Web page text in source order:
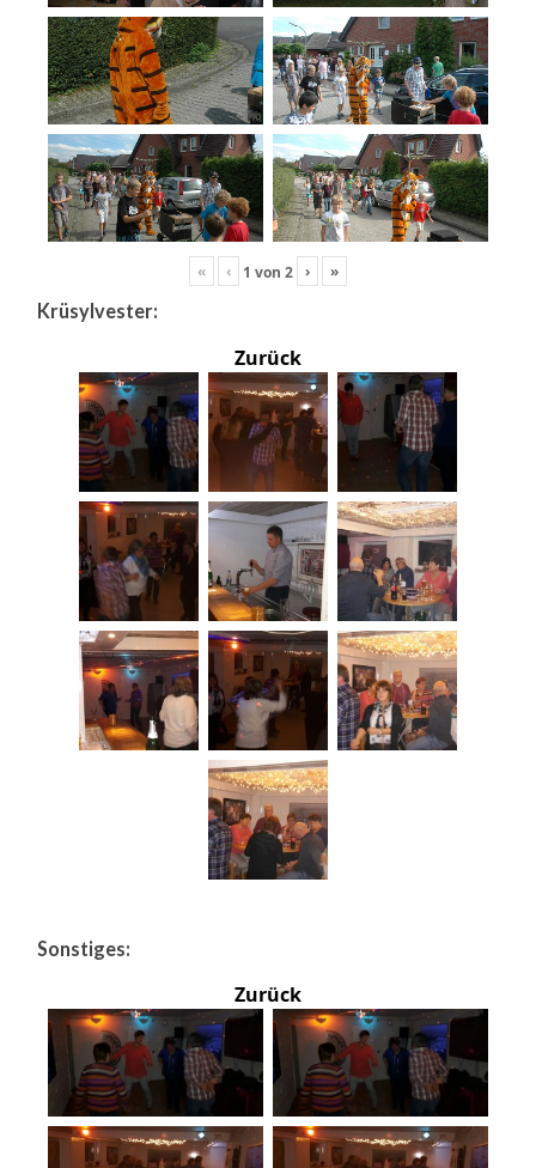
« ‹ 1 von 2 › »
Krüsylvester:
Zurück
Sonstiges:
Zurück